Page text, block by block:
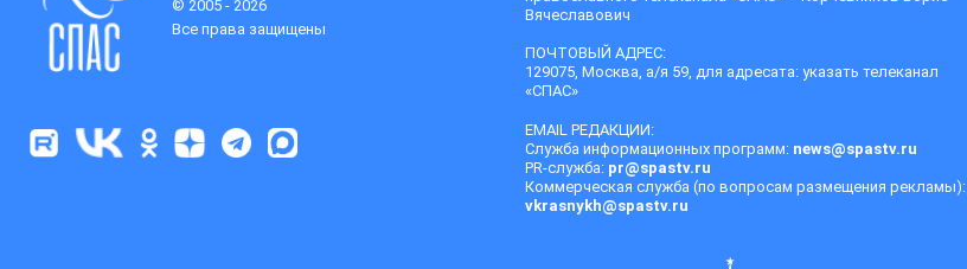
© 2005 - 2026
Все права защищены
Вячеславович
ПОЧТОВЫЙ АДРЕС:
129075, Москва, а/я 59, для адресата: указать телеканал
«СПАС»
EMAIL РЕДАКЦИИ:
Служба информационных программ: news@spastv.ru
PR-служба: pr@spastv.ru
Коммерческая служба (по вопросам размещения рекламы):
vkrasnykh@spastv.ru